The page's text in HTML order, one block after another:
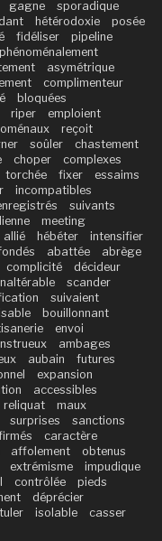
gagne
sporadique
hétérodoxie
posée
fidéliser
pipeline
phénoménalement
asymétrique
complimenteur
bloquées
riper
emploient
reçoit
soûler
chastement
choper
complexes
torchée fixer
essaims
incompatibles
suivants
meeting
allié hébéter
intensifier
abattée
abrège
complicité
décideur
scander
suivaient
bouillonnant
envoi
ambages
aubain
futures
expansion
accessibles
reliquat
maux
surprises
sanctions
caractère
affolement
obtenus
extrémisme
impudique
contrôlée
pieds
déprécier
isolable
casser